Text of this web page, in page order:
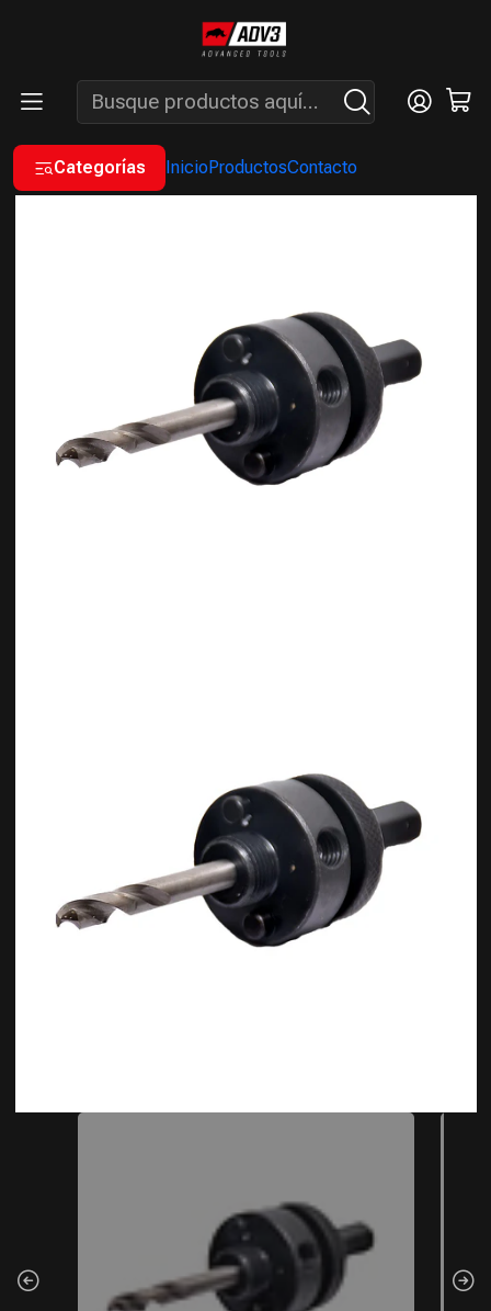
Categorías InicioProductosContacto
ENVÍOS GRATIS A PARTIR DE COMPRAS MAYORES A $200.000 -
ATENCIÓN: LUN. A VIÉ. DE 7 A 16 HS.
INSUMOS ADAPTADOR PARA SIERRAS COPA - 7/16"